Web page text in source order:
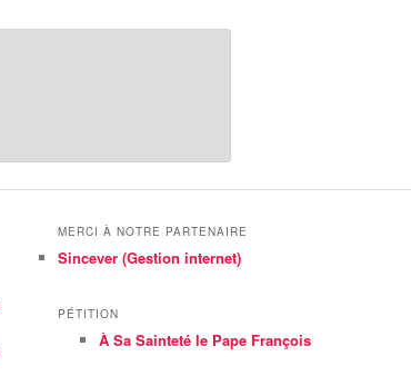
MERCI À NOTRE PARTENAIRE
Sincever (Gestion internet)
PÉTITION
À Sa Sainteté le Pape François